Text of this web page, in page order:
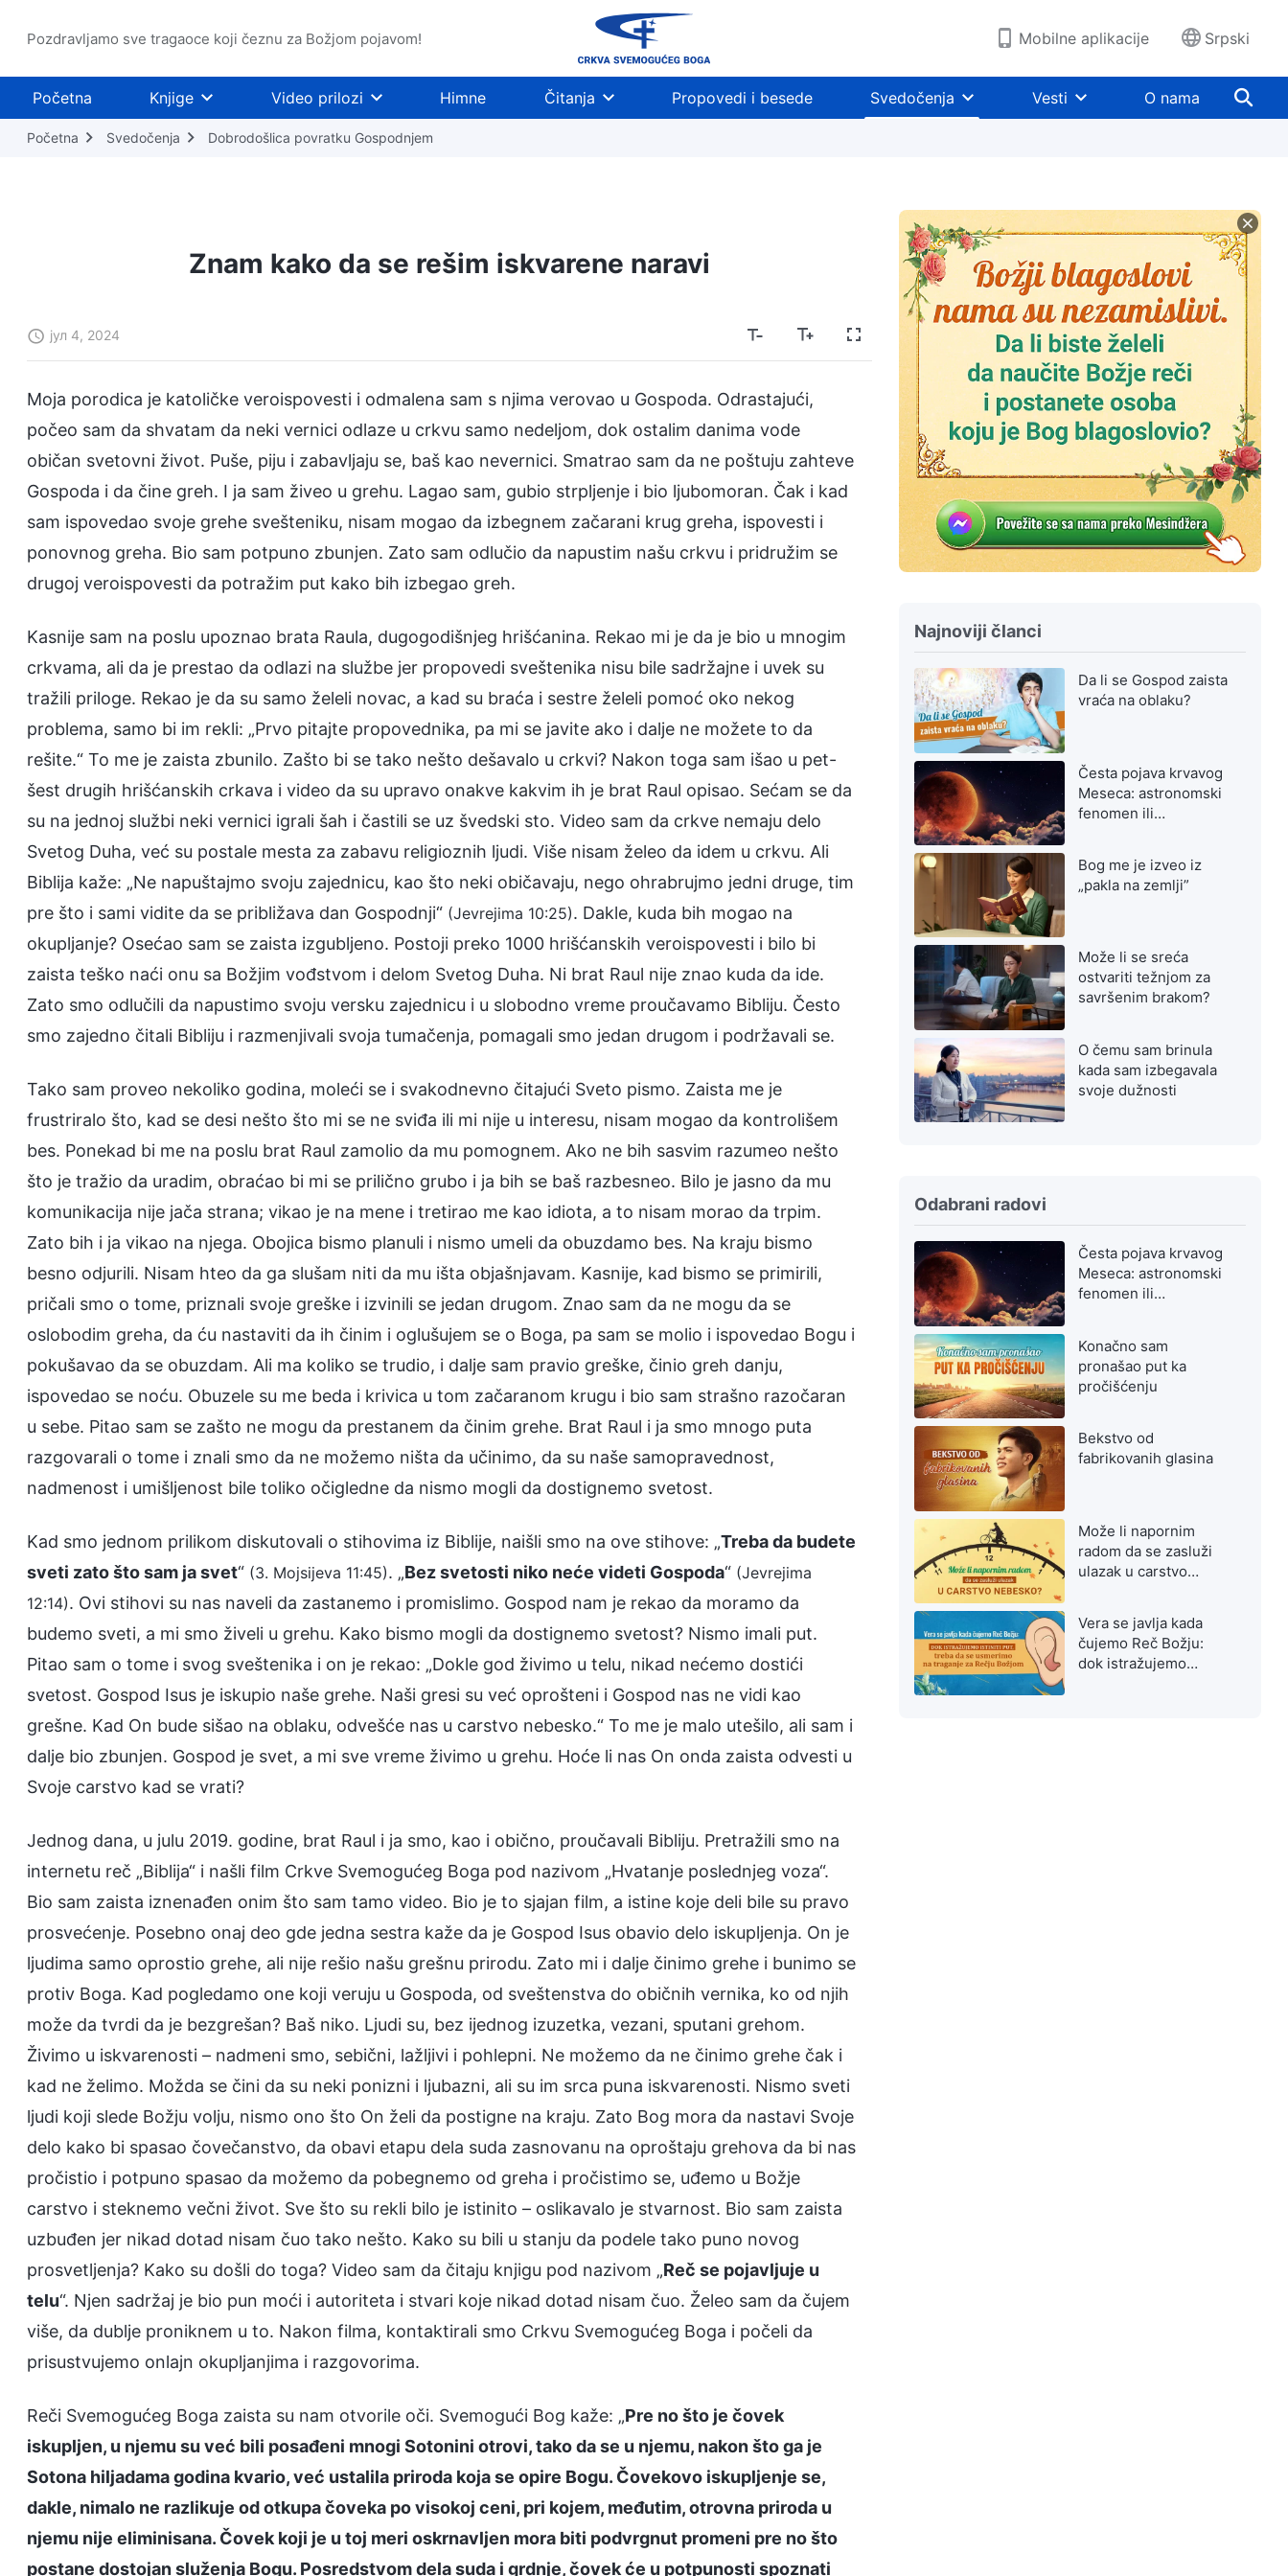
Pozdravljamo sve tragaoce koji čeznu za Božjom pojavom! Mobilne aplikacije Srpski
Početna Knjige Video prilozi Himne Čitanja Propovedi i besede Svedočenja Vesti O nama
Početna Svedočenja Dobrodošlica povratku Gospodnjem
Znam kako da se rešim iskvarene naravi
јул 4, 2024
Moja porodica je katoličke veroispovesti i odmalena sam s njima verovao u Gospoda. Odrastajući,
počeo sam da shvatam da neki vernici odlaze u crkvu samo nedeljom, dok ostalim danima vode
običan svetovni život. Puše, piju i zabavljaju se, baš kao nevernici. Smatrao sam da ne poštuju zahteve
Gospoda i da čine greh. I ja sam živeo u grehu. Lagao sam, gubio strpljenje i bio ljubomoran. Čak i kad
sam ispovedao svoje grehe svešteniku, nisam mogao da izbegnem začarani krug greha, ispovesti i
ponovnog greha. Bio sam potpuno zbunjen. Zato sam odlučio da napustim našu crkvu i pridružim se
drugoj veroispovesti da potražim put kako bih izbegao greh.
Kasnije sam na poslu upoznao brata Raula, dugogodišnjeg hrišćanina. Rekao mi je da je bio u mnogim
crkvama, ali da je prestao da odlazi na službe jer propovedi sveštenika nisu bile sadržajne i uvek su
tražili priloge. Rekao je da su samo želeli novac, a kad su braća i sestre želeli pomoć oko nekog
problema, samo bi im rekli: „Prvo pitajte propovednika, pa mi se javite ako i dalje ne možete to da
rešite.“ To me je zaista zbunilo. Zašto bi se tako nešto dešavalo u crkvi? Nakon toga sam išao u pet-
šest drugih hrišćanskih crkava i video da su upravo onakve kakvim ih je brat Raul opisao. Sećam se da
su na jednoj službi neki vernici igrali šah i častili se uz švedski sto. Video sam da crkve nemaju delo
Svetog Duha, već su postale mesta za zabavu religioznih ljudi. Više nisam želeo da idem u crkvu. Ali
Biblija kaže: „Ne napuštajmo svoju zajednicu, kao što neki običavaju, nego ohrabrujmo jedni druge, tim
pre što i sami vidite da se približava dan Gospodnji“ (Jevrejima 10:25). Dakle, kuda bih mogao na
okupljanje? Osećao sam se zaista izgubljeno. Postoji preko 1000 hrišćanskih veroispovesti i bilo bi
zaista teško naći onu sa Božjim vođstvom i delom Svetog Duha. Ni brat Raul nije znao kuda da ide.
Zato smo odlučili da napustimo svoju versku zajednicu i u slobodno vreme proučavamo Bibliju. Često
smo zajedno čitali Bibliju i razmenjivali svoja tumačenja, pomagali smo jedan drugom i podržavali se.
Tako sam proveo nekoliko godina, moleći se i svakodnevno čitajući Sveto pismo. Zaista me je
frustriralo što, kad se desi nešto što mi se ne sviđa ili mi nije u interesu, nisam mogao da kontrolišem
bes. Ponekad bi me na poslu brat Raul zamolio da mu pomognem. Ako ne bih sasvim razumeo nešto
što je tražio da uradim, obraćao bi mi se prilično grubo i ja bih se baš razbesneo. Bilo je jasno da mu
komunikacija nije jača strana; vikao je na mene i tretirao me kao idiota, a to nisam morao da trpim.
Zato bih i ja vikao na njega. Obojica bismo planuli i nismo umeli da obuzdamo bes. Na kraju bismo
besno odjurili. Nisam hteo da ga slušam niti da mu išta objašnjavam. Kasnije, kad bismo se primirili,
pričali smo o tome, priznali svoje greške i izvinili se jedan drugom. Znao sam da ne mogu da se
oslobodim greha, da ću nastaviti da ih činim i oglušujem se o Boga, pa sam se molio i ispovedao Bogu i
pokušavao da se obuzdam. Ali ma koliko se trudio, i dalje sam pravio greške, činio greh danju,
ispovedao se noću. Obuzele su me beda i krivica u tom začaranom krugu i bio sam strašno razočaran
u sebe. Pitao sam se zašto ne mogu da prestanem da činim grehe. Brat Raul i ja smo mnogo puta
razgovarali o tome i znali smo da ne možemo ništa da učinimo, da su naše samopravednost,
nadmenost i umišljenost bile toliko očigledne da nismo mogli da dostignemo svetost.
Kad smo jednom prilikom diskutovali o stihovima iz Biblije, naišli smo na ove stihove: „Treba da budete
sveti zato što sam ja svet“ (3. Mojsijeva 11:45). „Bez svetosti niko neće videti Gospoda“ (Jevrejima
12:14). Ovi stihovi su nas naveli da zastanemo i promislimo. Gospod nam je rekao da moramo da
budemo sveti, a mi smo živeli u grehu. Kako bismo mogli da dostignemo svetost? Nismo imali put.
Pitao sam o tome i svog sveštenika i on je rekao: „Dokle god živimo u telu, nikad nećemo dostići
svetost. Gospod Isus je iskupio naše grehe. Naši gresi su već oprošteni i Gospod nas ne vidi kao
grešne. Kad On bude sišao na oblaku, odvešće nas u carstvo nebesko.“ To me je malo utešilo, ali sam i
dalje bio zbunjen. Gospod je svet, a mi sve vreme živimo u grehu. Hoće li nas On onda zaista odvesti u
Svoje carstvo kad se vrati?
Jednog dana, u julu 2019. godine, brat Raul i ja smo, kao i obično, proučavali Bibliju. Pretražili smo na
internetu reč „Biblija“ i našli film Crkve Svemogućeg Boga pod nazivom „Hvatanje poslednjeg voza“.
Bio sam zaista iznenađen onim što sam tamo video. Bio je to sjajan film, a istine koje deli bile su pravo
prosvećenje. Posebno onaj deo gde jedna sestra kaže da je Gospod Isus obavio delo iskupljenja. On je
ljudima samo oprostio grehe, ali nije rešio našu grešnu prirodu. Zato mi i dalje činimo grehe i bunimo se
protiv Boga. Kad pogledamo one koji veruju u Gospoda, od sveštenstva do običnih vernika, ko od njih
može da tvrdi da je bezgrešan? Baš niko. Ljudi su, bez ijednog izuzetka, vezani, sputani grehom.
Živimo u iskvarenosti – nadmeni smo, sebični, lažljivi i pohlepni. Ne možemo da ne činimo grehe čak i
kad ne želimo. Možda se čini da su neki ponizni i ljubazni, ali su im srca puna iskvarenosti. Nismo sveti
ljudi koji slede Božju volju, nismo ono što On želi da postigne na kraju. Zato Bog mora da nastavi Svoje
delo kako bi spasao čovečanstvo, da obavi etapu dela suda zasnovanu na oproštaju grehova da bi nas
pročistio i potpuno spasao da možemo da pobegnemo od greha i pročistimo se, uđemo u Božje
carstvo i steknemo večni život. Sve što su rekli bilo je istinito – oslikavalo je stvarnost. Bio sam zaista
uzbuđen jer nikad dotad nisam čuo tako nešto. Kako su bili u stanju da podele tako puno novog
prosvetljenja? Kako su došli do toga? Video sam da čitaju knjigu pod nazivom „Reč se pojavljuje u
telu“. Njen sadržaj je bio pun moći i autoriteta i stvari koje nikad dotad nisam čuo. Želeo sam da čujem
više, da dublje proniknem u to. Nakon filma, kontaktirali smo Crkvu Svemogućeg Boga i počeli da
prisustvujemo onlajn okupljanjima i razgovorima.
Reči Svemogućeg Boga zaista su nam otvorile oči. Svemogući Bog kaže: „Pre no što je čovek
iskupljen, u njemu su već bili posađeni mnogi Sotonini otrovi, tako da se u njemu, nakon što ga je
Sotona hiljadama godina kvario, već ustalila priroda koja se opire Bogu. Čovekovo iskupljenje se,
dakle, nimalo ne razlikuje od otkupa čoveka po visokoj ceni, pri kojem, međutim, otrovna priroda u
njemu nije eliminisana. Čovek koji je u toj meri oskrnavljen mora biti podvrgnut promeni pre no što
postane dostojan služenja Bogu. Posredstvom dela suda i grdnje, čovek će u potpunosti spoznati
Najnoviji članci
Da li se Gospod zaista
vraća na oblaku?
Česta pojava krvavog
Meseca: astronomski
fenomen ili
Bog me je izveo iz
„pakla na zemlji”
Može li se sreća
ostvariti težnjom za
savršenim brakom?
O čemu sam brinula
kada sam izbegavala
svoje dužnosti
Odabrani radovi
Česta pojava krvavog
Meseca: astronomski
fenomen ili
Konačno sam
pronašao put ka
pročišćenju
Bekstvo od
fabrikovanih glasina
Može li napornim
radom da se zasluži
ulazak u carstvo
Vera se javlja kada
čujemo Reč Božju:
dok istražujemo